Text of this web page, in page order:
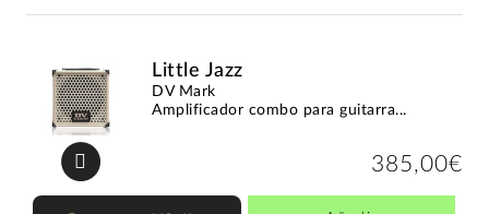
Little Jazz
DV Mark
Amplificador combo para guitarra...
385,00€